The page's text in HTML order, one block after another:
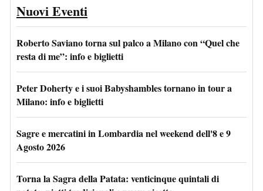
Nuovi Eventi
Roberto Saviano torna sul palco a Milano con “Quel che
resta di me”: info e biglietti
Peter Doherty e i suoi Babyshambles tornano in tour a
Milano: info e biglietti
Sagre e mercatini in Lombardia nel weekend dell'8 e 9
Agosto 2026
Torna la Sagra della Patata: venticinque quintali di